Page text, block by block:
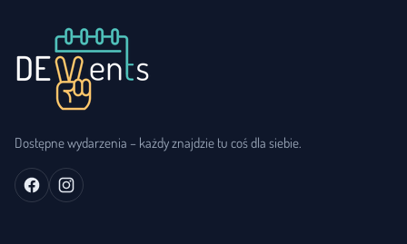
Dostępne wydarzenia – każdy znajdzie tu coś dla siebie.